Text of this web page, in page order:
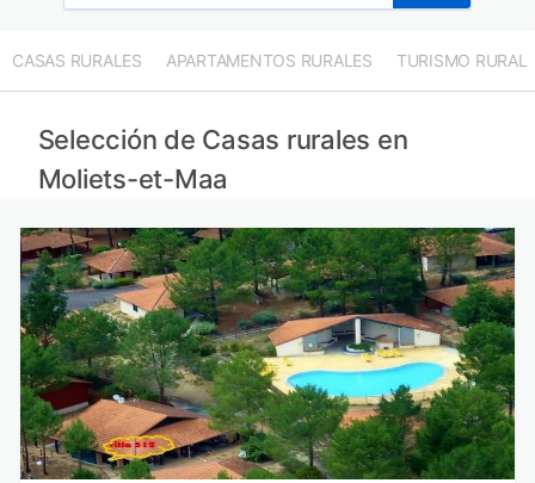
CASAS RURALES APARTAMENTOS RURALES TURISMO RURAL
Selección de Casas rurales en
Moliets-et-Maa